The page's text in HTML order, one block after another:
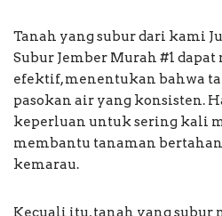
Tanah yang subur dari kami
Subur Jember Murah #1
efektif, menentukan bahwa
pasokan air yang konsisten.
keperluan untuk sering kali
membantu tanaman
kemarau.
Kecuali itu, tanah yang